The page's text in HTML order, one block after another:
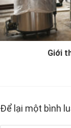
Giới
Để lại một bình